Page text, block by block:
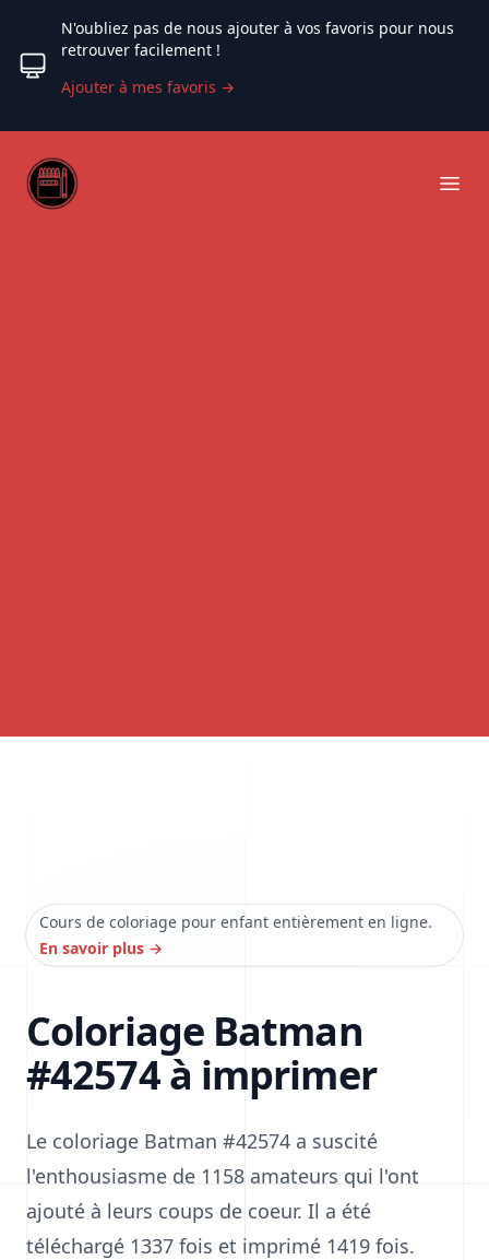
N'oubliez pas de nous ajouter à vos favoris pour nous
retrouver facilement !
Ajouter à mes favoris →
Web coloriage
Cours de coloriage pour enfant entièrement en ligne.
En savoir plus →
Coloriage Batman
#42574 à imprimer
Le coloriage Batman #42574 a suscité
l'enthousiasme de 1158 amateurs qui l'ont
ajouté à leurs coups de coeur. Il a été
téléchargé 1337 fois et imprimé 1419 fois.